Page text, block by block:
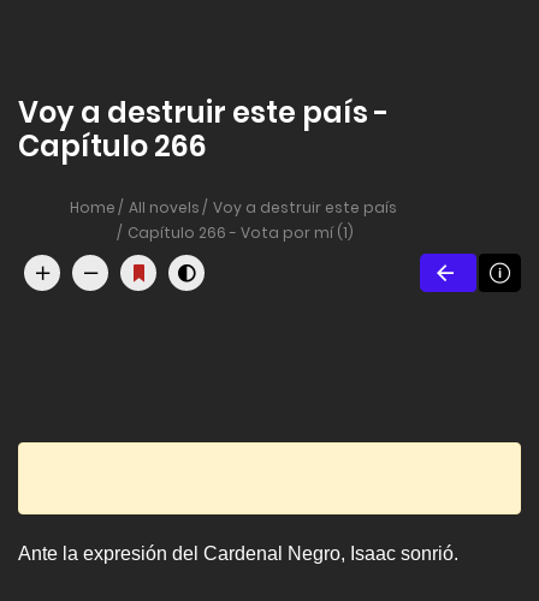
Voy a destruir este país -
Capítulo 266
Home All novels
Voy a destruir este país
Capítulo 266 - Vota por mí (1)
Ante la expresión del Cardenal Negro, Isaac sonrió.